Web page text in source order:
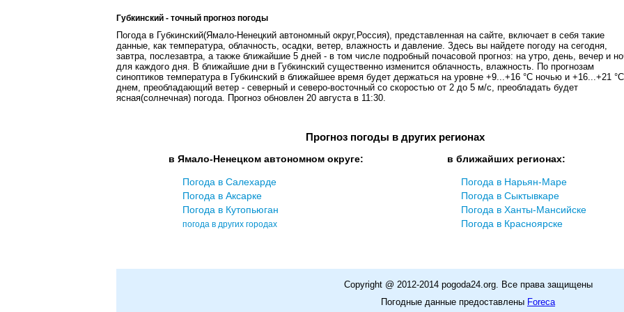
Губкинский - точный прогноз погоды
Погода в Губкинский(Ямало-Ненецкий автономный округ,Россия), представленная на сайте, включает в себя такие
данные, как температура, облачность, осадки, ветер, влажность и давление. Здесь вы найдете погоду на сегодня,
завтра, послезавтра, а также ближайшие 5 дней - в том числе подробный почасовой прогноз: на утро, день, вечер и
для каждого дня. В ближайшие дни в Губкинский существенно изменится облачность, влажность. По прогнозам
синоптиков температура в Губкинский в ближайшее время будет держаться на уровне +9...+16 °C ночью и +16...+21 °C
днем, преобладающий ветер - северный и северо-восточный со скоростью от 2 до 5 м/с, преобладать будет
ясная(солнечная) погода. Прогноз обновлен 20 августа в 11:30.
Прогноз погоды в других регионах
в Ямало-Ненецком автономном округе:
Погода в Салехарде
Погода в Аксарке
Погода в Кутопьюган
погода в других городах
в ближайших регионах:
Погода в Нарьян-Маре
Погода в Сыктывкаре
Погода в Ханты-Мансийске
Погода в Красноярске
Copyright @ 2012-2014 pogoda24.org. Все права защищены
Погодные данные предоставлены Foreca